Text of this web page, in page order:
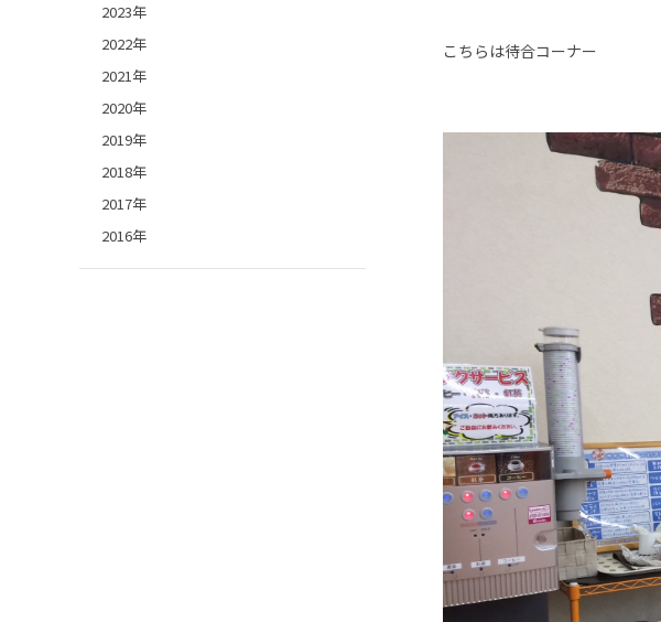
こちらは待合コーナー
2023年
2022年
2021年
2020年
2019年
2018年
2017年
2016年